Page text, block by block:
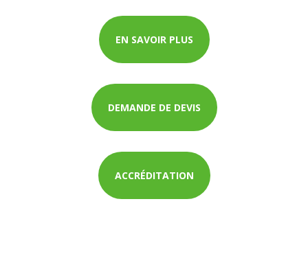
EN SAVOIR PLUS
DEMANDE DE DEVIS
ACCRÉDITATION